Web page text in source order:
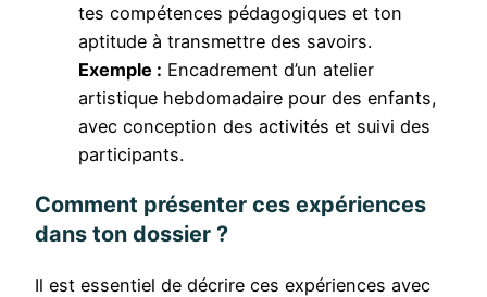
tes compétences pédagogiques et ton
aptitude à transmettre des savoirs.
Exemple : Encadrement d’un atelier
artistique hebdomadaire pour des enfants,
avec conception des activités et suivi des
participants.
Comment présenter ces expériences
dans ton dossier ?
Il est essentiel de décrire ces expériences avec